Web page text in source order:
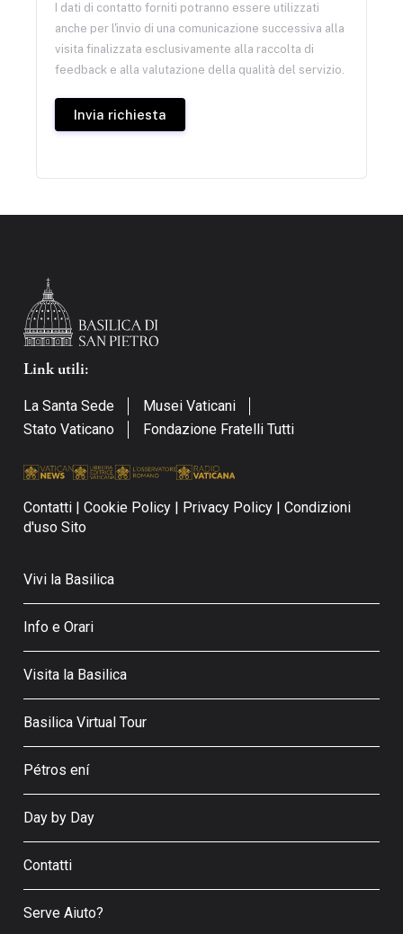
I dati di contatto forniti potranno essere utilizzati
anche per l'invio di una comunicazione successiva alla
visita finalizzata esclusivamente alla raccolta di
feedback e alla valutazione della qualità del servizio.
Invia richiesta
Link utili:
La Santa Sede
Musei Vaticani
Stato Vaticano
Fondazione Fratelli Tutti
Contatti | Cookie Policy | Privacy Policy | Condizioni
d'uso Sito
Vivi la Basilica
Info e Orari
Visita la Basilica
Basilica Virtual Tour
Pétros ení
Day by Day
Contatti
Serve Aiuto?